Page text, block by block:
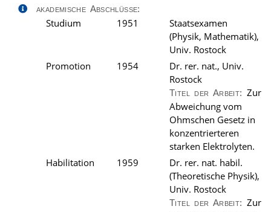
akademische Abschlüsse:
Studium 1951
Staatsexamen
(Physik, Mathematik),
Univ. Rostock
Promotion
1954
Dr. rer. nat., Univ.
Rostock
Titel der Arbeit: Zur
Abweichung vom
Ohmschen Gesetz in
konzentrierteren
starken Elektrolyten.
Habilitation
1959
Dr. rer. nat. habil.
(Theoretische Physik),
Univ. Rostock
Titel der Arbeit: Zur